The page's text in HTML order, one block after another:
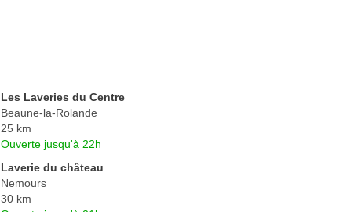
Les Laveries du Centre
Beaune-la-Rolande
25 km
Ouverte jusqu'à 22h
Laverie du château
Nemours
30 km